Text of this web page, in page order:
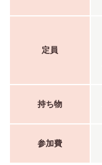
定員
持ち物
参加費